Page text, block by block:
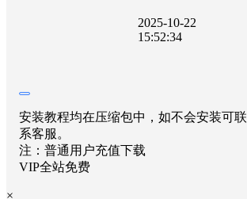
2025-10-22
15:52:34
安装教程均在压缩包中，如不会安装可联
系客服。
注：普通用户充值下载
VIP全站免费
×